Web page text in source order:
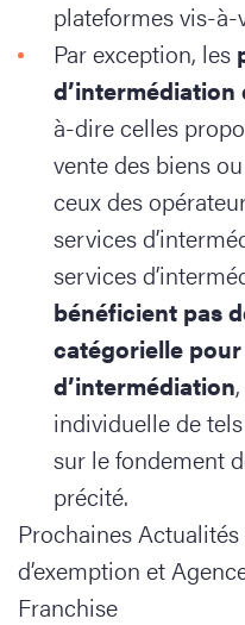
plateformes vis-à-
Par exception, les
à-dire celles
vente des biens
ceux des
services
services
bénéficient pas
catégorielle
d’intermédiation
individuelle de
sur le fondement
précité.
Prochaines
d’exemption et
Franchise